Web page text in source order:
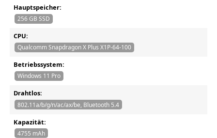
Hauptspeicher:
256 GB SSD
CPU:
Qualcomm Snapdragon X Plus X1P-64-100
Betriebssystem:
Windows 11 Pro
Drahtlos:
802.11a/b/g/n/ac/ax/be, Bluetooth 5.4
Kapazität:
4755 mAh